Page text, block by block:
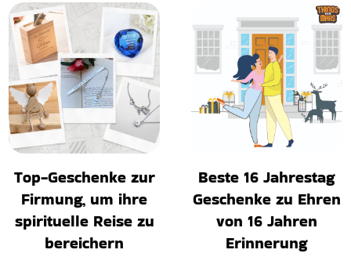
Top-Geschenke zur
Firmung, um ihre
spirituelle Reise zu
bereichern
Beste 16 Jahrestag
Geschenke zu Ehren
von 16 Jahren
Erinnerung